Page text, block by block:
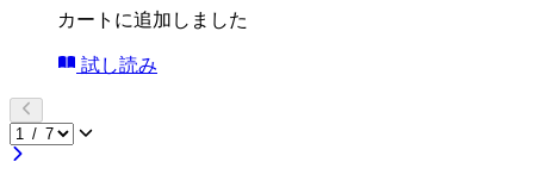
カートに追加しました
試し読み